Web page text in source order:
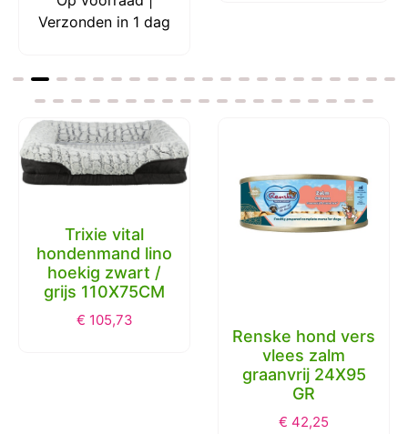
Verzonden in 1 dag
Trixie vital
hondenmand lino
hoekig zwart /
grijs 110X75CM
€ 105,73
Renske hond vers
vlees zalm
graanvrij 24X95
GR
€ 42,25